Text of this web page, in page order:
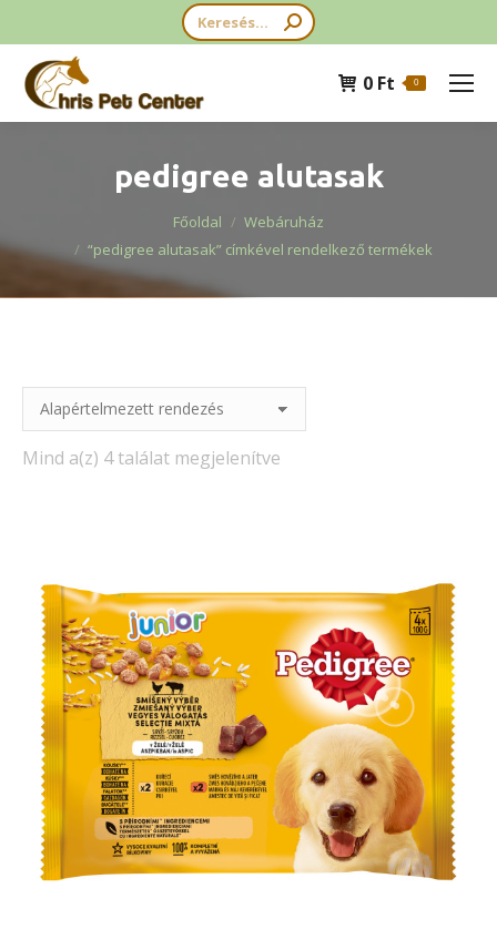
Search:
0 Ft 0
pedigree alutasak
Főoldal
Webáruház
“pedigree alutasak” címkével rendelkező termékek
Mind a(z) 4 találat megjelenítve